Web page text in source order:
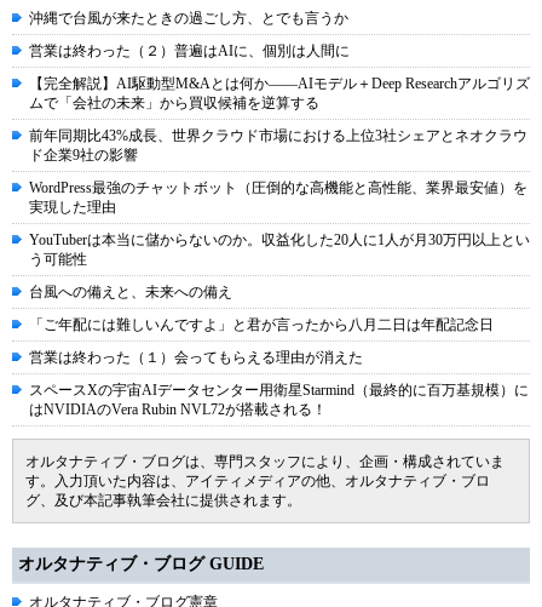
沖縄で台風が来たときの過ごし方、とでも言うか
営業は終わった（２）普遍はAIに、個別は人間に
【完全解説】AI駆動型M&Aとは何か――AIモデル＋Deep Researchアルゴリズ
ムで「会社の未来」から買収候補を逆算する
前年同期比43%成長、世界クラウド市場における上位3社シェアとネオクラウ
ド企業9社の影響
WordPress最強のチャットボット（圧倒的な高機能と高性能、業界最安値）を
実現した理由
YouTuberは本当に儲からないのか。収益化した20人に1人が月30万円以上とい
う可能性
台風への備えと、未来への備え
「ご年配には難しいんですよ」と君が言ったから八月二日は年配記念日
営業は終わった（１）会ってもらえる理由が消えた
スペースXの宇宙AIデータセンター用衛星Starmind（最終的に百万基規模）に
はNVIDIAのVera Rubin NVL72が搭載される！
オルタナティブ・ブログは、専門スタッフにより、企画・構成されていま
す。入力頂いた内容は、アイティメディアの他、オルタナティブ・ブロ
グ、及び本記事執筆会社に提供されます。
オルタナティブ・ブログ GUIDE
オルタナティブ・ブログ憲章